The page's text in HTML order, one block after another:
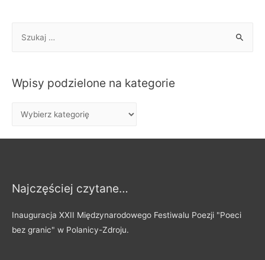
kWpisy podzielone na kategorie
p
Najczęściej czytane…
Inauguracja XXII Międzynarodowego Festiwalu Poezji "Poeci
bez granic" w Polanicy-Zdroju.